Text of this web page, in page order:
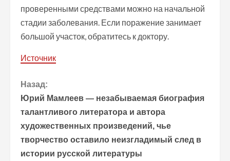
проверенными средствами можно на начальной
стадии заболевания. Если поражение занимает
большой участок, обратитесь к доктору.
Источник
П
р
о
д
Назад:
Юрий Мамлеев — незабываемая биография
талантливого литератора и автора
художественных произведений, чье
творчество оставило неизгладимый след в
истории русской литературы